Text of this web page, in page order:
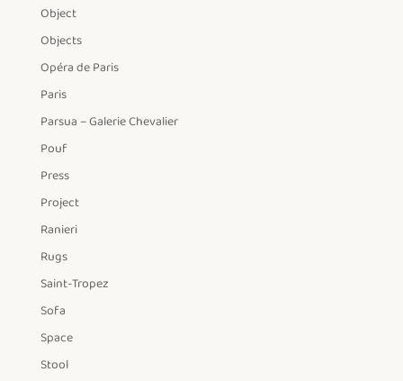
Object
Objects
Opéra de Paris
Paris
Parsua – Galerie Chevalier
Pouf
Press
Project
Ranieri
Rugs
Saint-Tropez
Sofa
Space
Stool